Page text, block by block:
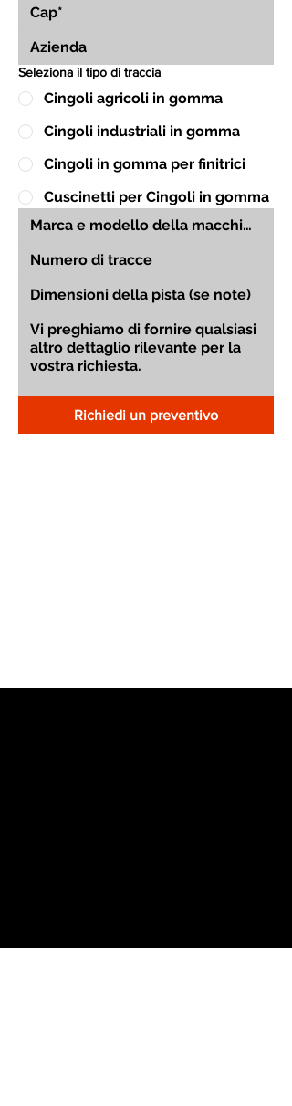
Seleziona il tipo di traccia
Cingoli agricoli in gomma
Cingoli industriali in gomma
Cingoli in gomma per finitrici
Cuscinetti per Cingoli in gomma
Richiedi un preventivo